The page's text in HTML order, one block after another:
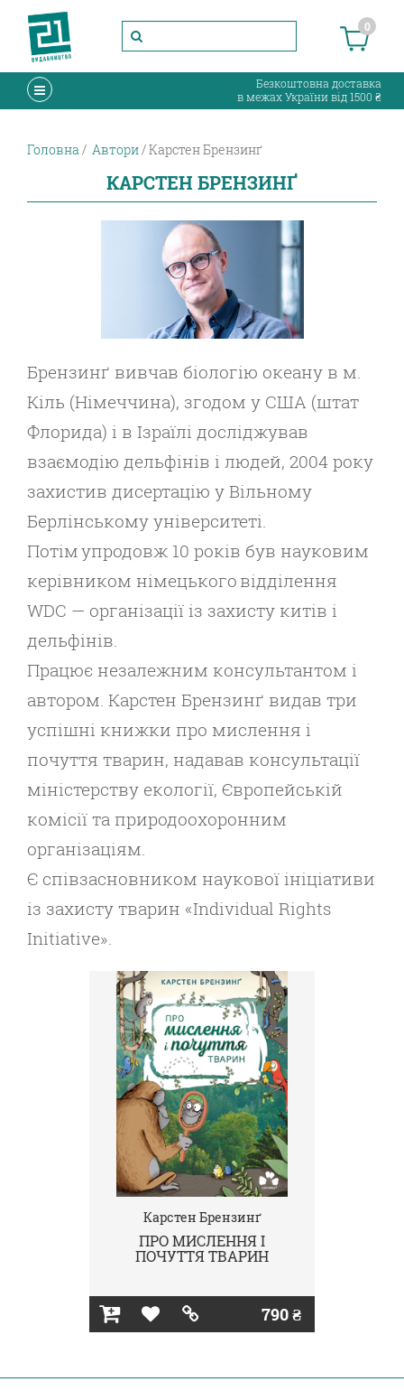
0
Безкоштовна доставка
в межах України від 1500 ₴
Головна Автори Карстен Брензинґ
КАРСТЕН БРЕНЗИНҐ
Брензинґ вивчав біологію океану в м.
Кіль (Німеччина), згодом у США (штат
Флорида) і в Ізраїлі досліджував
взаємодію дельфінів і людей, 2004 року
захистив дисертацію у Вільному
Берлінському університеті.
Потімупродовж 10 років був науковим
керівником німецького відділення
WDС — організації із захисту китів і
дельфінів.
Працює незалежним консультантом і
автором. Карстен Брензинґ видав три
успішні книжки про мислення і
почуття тварин, надавав консультації
міністерству екології, Європейській
комісії та природоохоронним
організаціям.
Є співзасновником наукової ініціативи
із захисту тварин «Individual Rights
Initiative».
Карстен Брензинґ
ПРО МИСЛЕННЯ І
ПОЧУТТЯ ТВАРИН
790 ₴